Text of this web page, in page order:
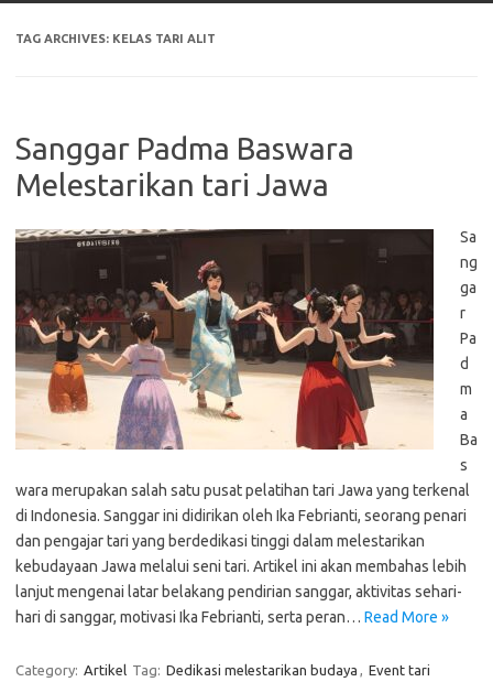
TAG ARCHIVES: KELAS TARI ALIT
Sanggar Padma Baswara
Melestarikan tari Jawa
Sa
ng
ga
r
Pa
d
m
a
Ba
s
wara merupakan salah satu pusat pelatihan tari Jawa yang terkenal
di Indonesia. Sanggar ini didirikan oleh Ika Febrianti, seorang penari
dan pengajar tari yang berdedikasi tinggi dalam melestarikan
kebudayaan Jawa melalui seni tari. Artikel ini akan membahas lebih
lanjut mengenai latar belakang pendirian sanggar, aktivitas sehari-
hari di sanggar, motivasi Ika Febrianti, serta peran… Read More »
Category: Artikel Tag: Dedikasi melestarikan budaya , Event tari